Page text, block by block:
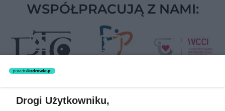
WSPÓŁPRACUJĄ Z NAMI:
Drogi Użytkowniku,